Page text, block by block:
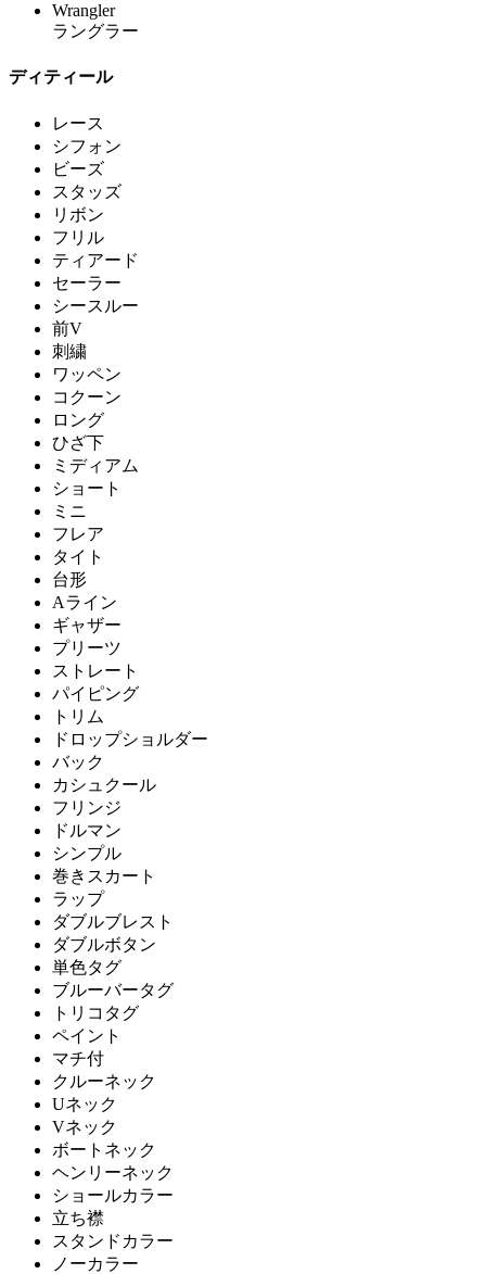
Wrangler
ラングラー
ディティール
レース
シフォン
ビーズ
スタッズ
リボン
フリル
ティアード
セーラー
シースルー
前V
刺繍
ワッペン
コクーン
ロング
ひざ下
ミディアム
ショート
ミニ
フレア
タイト
台形
Aライン
ギャザー
プリーツ
ストレート
パイピング
トリム
ドロップショルダー
バック
カシュクール
フリンジ
ドルマン
シンプル
巻きスカート
ラップ
ダブルブレスト
ダブルボタン
単色タグ
ブルーバータグ
トリコタグ
ペイント
マチ付
クルーネック
Uネック
Vネック
ボートネック
ヘンリーネック
ショールカラー
立ち襟
スタンドカラー
ノーカラー